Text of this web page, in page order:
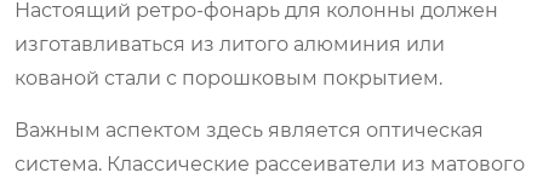
Настоящий ретро-фонарь для колонны должен
изготавливаться из литого алюминия или
кованой стали с порошковым покрытием.
Важным аспектом здесь является оптическая
система. Классические рассеиватели из матового